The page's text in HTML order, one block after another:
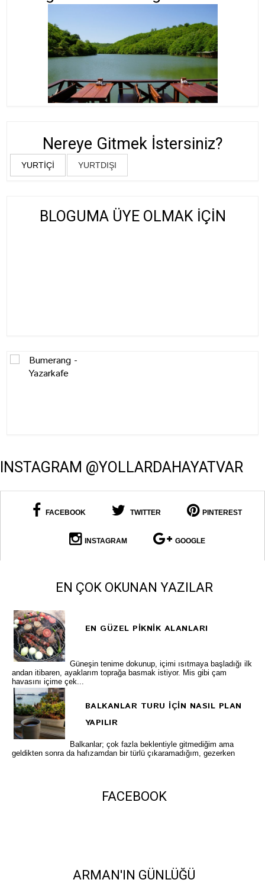
Nereye Gitmek İstersiniz?
YURTİÇİ YURTDIŞI
BLOGUMA ÜYE OLMAK İÇİN
INSTAGRAM @YOLLARDAHAYATVAR
FACEBOOK TWITTER PINTEREST
INSTAGRAM GOOGLE
EN ÇOK OKUNAN YAZILAR
EN GÜZEL PİKNİK ALANLARI
Güneşin tenime dokunup, içimi ısıtmaya başladığı ilk
andan itibaren, ayaklarım toprağa basmak istiyor. Mis gibi çam
havasını içime çek...
BALKANLAR TURU İÇİN NASIL PLAN
YAPILIR
Balkanlar; çok fazla beklentiyle gitmediğim ama
geldikten sonra da hafızamdan bir türlü çıkaramadığım, gezerken
FACEBOOK
ARMAN'IN GÜNLÜĞÜ